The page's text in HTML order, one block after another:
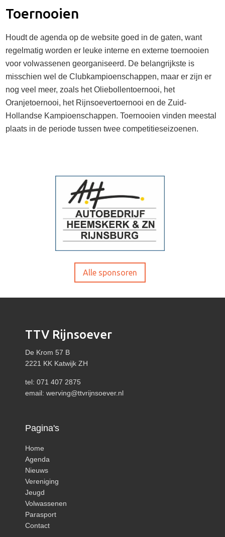
Toernooien
Houdt de agenda op de website goed in de gaten, want
regelmatig worden er leuke interne en externe toernooien
voor volwassenen georganiseerd. De belangrijkste is
misschien wel de Clubkampioenschappen, maar er zijn er
nog veel meer, zoals het Oliebollentoernooi, het
Oranjetoernooi, het Rijnsoevertoernooi en de Zuid-
Hollandse Kampioenschappen. Toernooien vinden meestal
plaats in de periode tussen twee competitieseizoenen.
Alle sponsoren
TTV Rijnsoever
De Krom 57 B
2221 KK Katwijk ZH
tel: 071 407 2875
email: werving@ttvrijnsoever.nl
Pagina's
Home
Agenda
Nieuws
Vereniging
Jeugd
Volwassenen
Parasport
Contact